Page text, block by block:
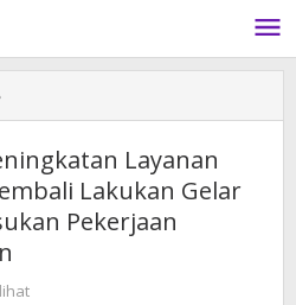
Pastikan
Peningkatan
Layanan
Kelistrikan,
PLN
Kembali
Gelar
Layanan
Lakukan Gelar
Pekerjaan